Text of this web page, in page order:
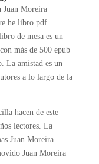
Juan Moreira
he libro pdf
de mesa es un
más de 500 epub
La amistad es un
a lo largo de la
hacen de este
lectores. La
Juan Moreira
Juan Moreira